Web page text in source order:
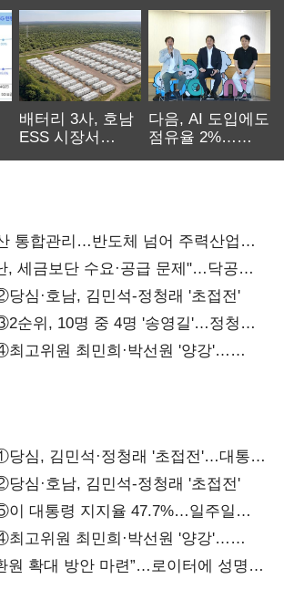
배터리 3사, 호남
ESS 시장서
다음, AI 도입에도
점유율 2%…
통합관리…반도체 넘어 주력산업
, 세금보단 수요·공급 문제"…닥공
심·호남, 김민석-정청래 '초접전'
순위, 10명 중 4명 '송영길'…정청래
최고위원 최민희·박선원 '양강'…
심, 김민석·정청래 '초접전'…대통령
로'(종합)
심·호남, 김민석-정청래 '초접전'
이 대통령 지지율 47.7%…일주일
최고위원 최민희·박선원 '양강'…
미애 뒤이어
원 확대 방안 마련”…로이터에 성명